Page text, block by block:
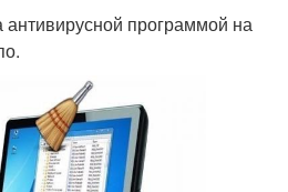
программой на